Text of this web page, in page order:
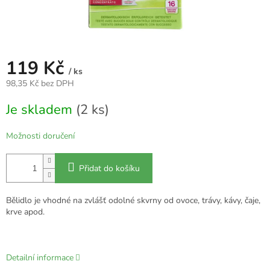
119 Kč / ks
98,35 Kč bez DPH
cena:
Je skladem (2 ks)
Možnosti doručení
Přidat do košíku
Bělidlo je vhodné na zvlášť odolné skvrny od ovoce, trávy, kávy, čaje,
krve apod.
Detailní informace